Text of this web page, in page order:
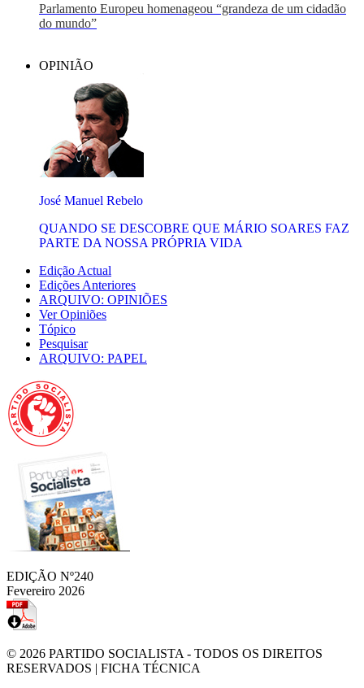
Parlamento Europeu homenageou “grandeza de um cidadão
do mundo”
OPINIÃO
José Manuel Rebelo
QUANDO SE DESCOBRE QUE MÁRIO SOARES FAZ
PARTE DA NOSSA PRÓPRIA VIDA
Edição Actual
Edições Anteriores
ARQUIVO: OPINIÕES
Ver Opiniões
Tópico
Pesquisar
ARQUIVO: PAPEL
EDIÇÃO Nº240
Fevereiro 2026
© 2026 PARTIDO SOCIALISTA - TODOS OS DIREITOS
RESERVADOS | FICHA TÉCNICA